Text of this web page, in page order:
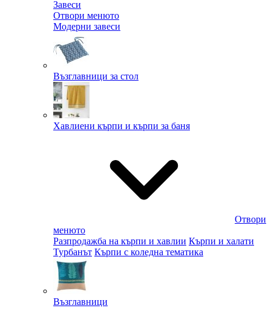
Завеси
Отвори менюто
Модерни завеси
Възглавници за стол
Хавлиени кърпи и кърпи за баня
Отвори
менюто
Разпродажба на кърпи и хавлии Кърпи и халати
Турбанът Кърпи с коледна тематика
Възглавници